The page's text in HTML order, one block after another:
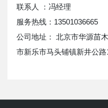
联系人 ：冯经理
服务热线：13501036665
公司地址： 北京市华源苗
市新乐市马头铺镇新井公